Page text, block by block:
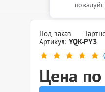
Под заказ
Артикул: YQK-PY3
Цена по